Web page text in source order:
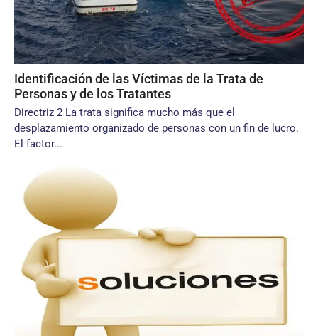
Identificación de las Víctimas de la Trata de
Personas y de los Tratantes
Directriz 2 La trata significa mucho más que el
desplazamiento organizado de personas con un fin de lucro.
El factor...